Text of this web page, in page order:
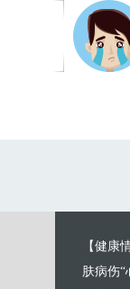
【健康
肤病伤“